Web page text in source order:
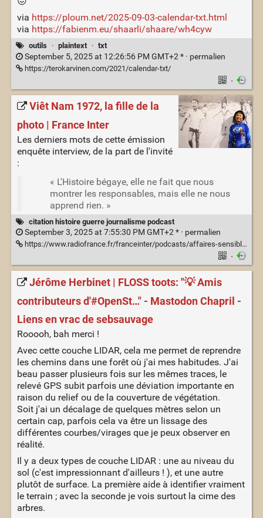
via https://ploum.net/2025-09-03-calendar-txt.html
via https://fabienm.eu/shaarli/shaare/wh4cyw
outils · plaintext · txt
September 5, 2025 at 12:26:56 PM GMT+2 * · permalien
https://terokarvinen.com/2021/calendar-txt/
·
Viêt Nam 1972, la fille de la
photo | France Inter
Les derniers mots de cette émission
enquête interview, de la part de l'invité
:
« L'Histoire bégaye, elle ne fait que nous
montrer les responsables, mais elle ne nous
apprend rien. »
citation histoire guerre journalisme podcast
September 3, 2025 at 7:55:30 PM GMT+2 * · permalien
https://www.radiofrance.fr/franceinter/podcasts/affaires-sensibles/affaires-sensibles-du-mercredi-27-aout-2025-5276400
·
Jérôme Herbinet | FLOSS toots: "💡 Amis
contributeurs d'#OpenSt…" - Mastodon Chapril -
Liens en vrac de sebsauvage
Rooooh, bah merci !
Avec cette couche LIDAR, cela me permet de reprendre
les chemins dans une forêt où j'ai mes habitudes. J'ai
beau passer plusieurs fois sur les mêmes traces, le
relevé GPS subit parfois une déviation importante en
raison du relief ou de la couverture de végétation.
Soit j'ai un décalage de quelques mètres selon un
certain cap, parfois cela va être un lissage des
différentes courbes/virages que je peux observer en
réalité.
Il y a deux types de couche LIDAR : une au niveau du
sol (c'est impressionnant d'ailleurs ! ), et une autre
plutôt de surface. La première aide à identifier vraiment
le terrain ; avec la seconde je vois surtout la cime des
arbres.